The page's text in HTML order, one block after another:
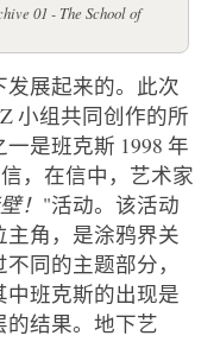
01 - The School of
展起来的。此次
小组共同创作的所
是班克斯 1998 年
，在信中，艺术家
！ "活动。该活动
角，是涂鸦界关
同的主题部分，
班克斯的出现是
结果。地下艺